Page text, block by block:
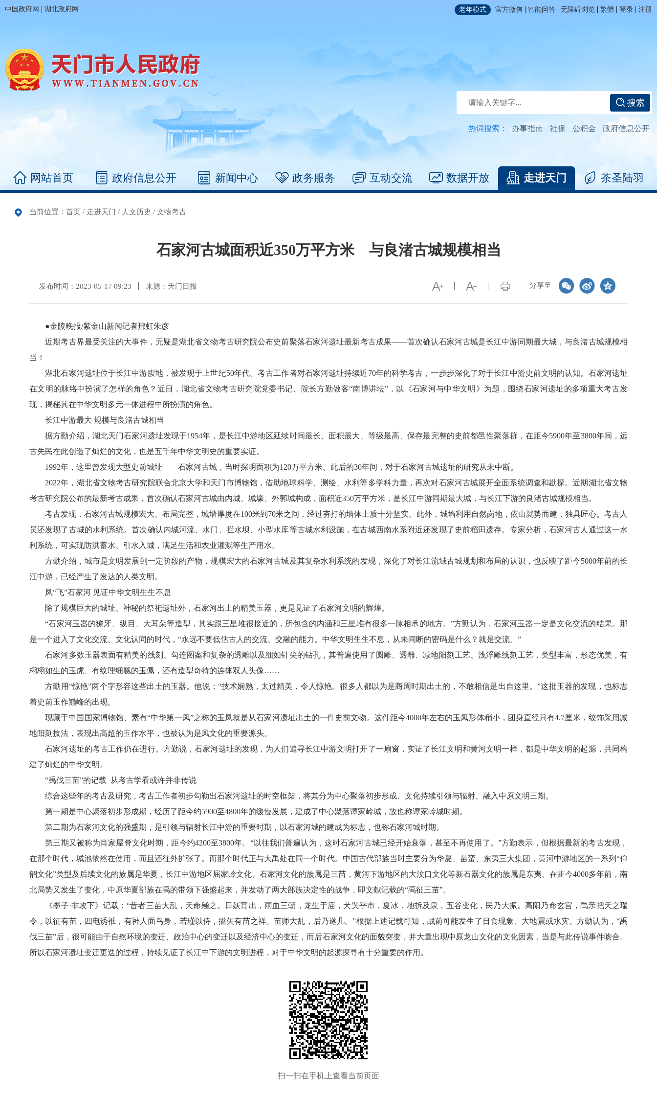
中国政府网 | 湖北政府网 老年模式 官方微信 | 智能问答 | 无障碍浏览 | 繁體 | 登录 | 注册
搜索
热词搜索： 办事指南 社保 公积金 政府信息公开
网站首页 政府信息公开 新闻中心 政务服务 互动交流 数据开放 走进天门 茶圣陆羽
当前位置： 首页 / 走进天门 / 人文历史 / 文物考古
石家河古城面积近350万平方米 与良渚古城规模相当
分享至
发布时间：2023-05-17 09:23 来源：天门日报
●金陵晚报/紫金山新闻记者邢虹朱彦
近期考古界最受关注的大事件，无疑是湖北省文物考古研究院公布史前聚落石家河遗址最新考古成果——首次确认石家河古城是长江中游同期最大城，与良渚古城规模相
当！
湖北石家河遗址位于长江中游腹地，被发现于上世纪50年代。考古工作者对石家河遗址持续近70年的科学考古，一步步深化了对于长江中游史前文明的认知。石家河遗址
在文明的脉络中扮演了怎样的角色？近日，湖北省文物考古研究院党委书记、院长方勤做客“南博讲坛”，以《石家河与中华文明》为题，围绕石家河遗址的多项重大考古发
现，揭秘其在中华文明多元一体进程中所扮演的角色。
长江中游最大 规模与良渚古城相当
据方勤介绍，湖北天门石家河遗址发现于1954年，是长江中游地区延续时间最长、面积最大、等级最高、保存最完整的史前都邑性聚落群，在距今5900年至3800年间，远
古先民在此创造了灿烂的文化，也是五千年中华文明史的重要实证。
1992年，这里曾发现大型史前城址——石家河古城，当时探明面积为120万平方米。此后的30年间，对于石家河古城遗址的研究从未中断。
2022年，湖北省文物考古研究院联合北京大学和天门市博物馆，借助地球科学、测绘、水利等多学科力量，再次对石家河古城展开全面系统调查和勘探。近期湖北省文物
考古研究院公布的最新考古成果，首次确认石家河古城由内城、城壕、外郭城构成，面积近350万平方米，是长江中游同期最大城，与长江下游的良渚古城规模相当。
考古发现，石家河古城规模宏大、布局完整，城墙厚度在100米到70米之间，经过夯打的墙体土质十分坚实。此外，城墙利用自然岗地，依山就势而建，独具匠心。考古人
员还发现了古城的水利系统。首次确认内城河流、水门、拦水坝、小型水库等古城水利设施，在古城西南水系附近还发现了史前稻田遗存。专家分析，石家河古人通过这一水
利系统，可实现防洪蓄水、引水入城，满足生活和农业灌溉等生产用水。
方勤介绍，城市是文明发展到一定阶段的产物，规模宏大的石家河古城及其复杂水利系统的发现，深化了对长江流域古城规划和布局的认识，也反映了距今5000年前的长
江中游，已经产生了发达的人类文明。
凤“飞”石家河 见证中华文明生生不息
除了规模巨大的城址、神秘的祭祀遗址外，石家河出土的精美玉器，更是见证了石家河文明的辉煌。
“石家河玉器的獠牙、纵目、大耳朵等造型，其实跟三星堆很接近的，所包含的内涵和三星堆有很多一脉相承的地方。”方勤认为，石家河玉器一定是文化交流的结果。那
是一个进入了文化交流、文化认同的时代，“永远不要低估古人的交流、交融的能力。中华文明生生不息，从未间断的密码是什么？就是交流。”
石家河多数玉器表面有精美的线刻、勾连图案和复杂的透雕以及细如针尖的钻孔，其普遍使用了圆雕、透雕、减地阳刻工艺、浅浮雕线刻工艺，类型丰富，形态优美，有
栩栩如生的玉虎、有纹理细腻的玉佩，还有造型奇特的连体双人头像……
方勤用“惊艳”两个字形容这些出土的玉器。他说：“技术娴熟，太过精美，令人惊艳。很多人都以为是商周时期出土的，不敢相信是出自这里。”这批玉器的发现，也标志
着史前玉作巅峰的出现。
现藏于中国国家博物馆、素有“中华第一凤”之称的玉凤就是从石家河遗址出土的一件史前文物。这件距今4000年左右的玉凤形体稍小，团身直径只有4.7厘米，纹饰采用减
地阳刻技法，表现出高超的玉作水平，也被认为是凤文化的重要源头。
石家河遗址的考古工作仍在进行。方勤说，石家河遗址的发现，为人们追寻长江中游文明打开了一扇窗，实证了长江文明和黄河文明一样，都是中华文明的起源，共同构
建了灿烂的中华文明。
“禹伐三苗”的记载 从考古学看或许并非传说
综合这些年的考古及研究，考古工作者初步勾勒出石家河遗址的时空框架，将其分为中心聚落初步形成、文化持续引领与辐射、融入中原文明三期。
第一期是中心聚落初步形成期，经历了距今约5900至4800年的缓慢发展，建成了中心聚落谭家岭城，故也称谭家岭城时期。
第二期为石家河文化的强盛期，是引领与辐射长江中游的重要时期，以石家河城的建成为标志，也称石家河城时期。
第三期又被称为肖家屋脊文化时期，距今约4200至3800年。“以往我们普遍认为，这时石家河古城已经开始衰落，甚至不再使用了。”方勤表示，但根据最新的考古发现，
在那个时代，城池依然在使用，而且还往外扩张了。而那个时代正与大禹处在同一个时代。中国古代部族当时主要分为华夏、苗蛮、东夷三大集团，黄河中游地区的一系列“仰
韶文化”类型及后续文化的族属是华夏，长江中游地区屈家岭文化、石家河文化的族属是三苗，黄河下游地区的大汶口文化等新石器文化的族属是东夷。在距今4000多年前，南
北局势又发生了变化，中原华夏部族在禹的带领下强盛起来，并发动了两大部族决定性的战争，即文献记载的“禹征三苗”。
《墨子·非攻下》记载：“昔者三苗大乱，天命殛之。日妖宵出，雨血三朝，龙生于庙，犬哭乎市，夏冰，地拆及泉，五谷变化，民乃大振。高阳乃命玄宫，禹亲把天之瑞
令，以征有苗，四电诱袛，有神人面鸟身，若瑾以侍，搤矢有苗之祥。苗师大乱，后乃遂几。”根据上述记载可知，战前可能发生了日食现象、大地震或水灾。方勤认为，“禹
伐三苗”后，很可能由于自然环境的变迁、政治中心的变迁以及经济中心的变迁，而后石家河文化的面貌突变，并大量出现中原龙山文化的文化因素，当是与此传说事件吻合。
所以石家河遗址变迁更迭的过程，持续见证了长江中下游的文明进程，对于中华文明的起源探寻有十分重要的作用。
扫一扫在手机上查看当前页面